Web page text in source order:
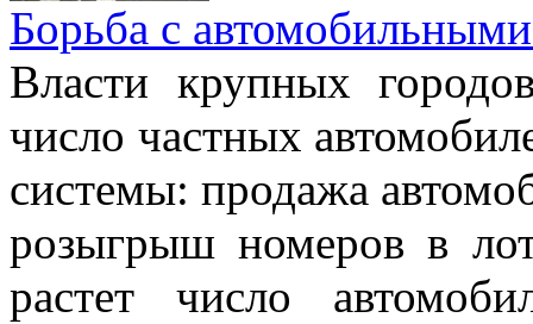
Борьба с
Власти крупных
число частных
системы: продажа
розыгрыш номеров в
растет число